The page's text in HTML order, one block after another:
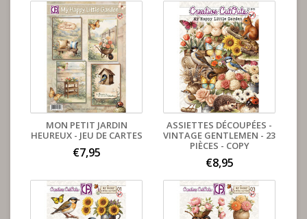
MON PETIT JARDIN
HEUREUX - JEU DE CARTES
€7,95
ASSIETTES DÉCOUPÉES -
VINTAGE GENTLEMEN - 23
PIÈCES - COPY
€8,95